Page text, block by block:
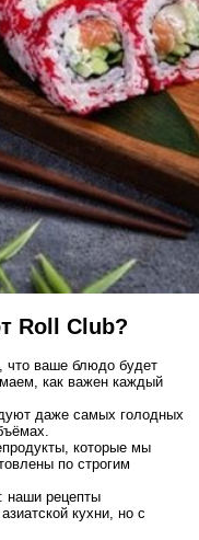
Roll Club?
что ваше блюдо будет
как важен каждый
даже самых голодных
которые мы
по строгим
наши рецепты
кухни, но с